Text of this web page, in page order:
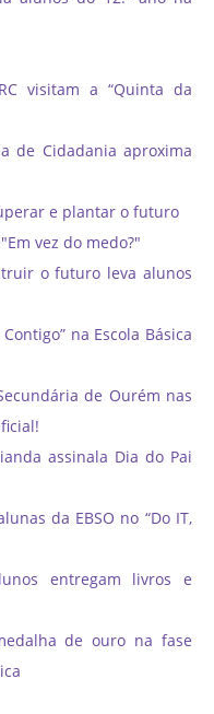
visitam a “Quinta da
de Cidadania aproxima
e plantar o futuro
vez do medo?"
o futuro leva alunos
na Escola Básica
de Ourém nas
assinala Dia do Pai
da EBSO no “Do IT,
entregam livros e
de ouro na fase